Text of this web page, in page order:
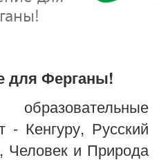
для Ферганы!
- Кенгуру, Русский
Человек и Природа